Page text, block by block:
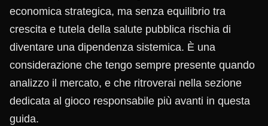
economica strategica, ma senza equilibrio tra
crescita e tutela della salute pubblica rischia di
diventare una dipendenza sistemica. È una
considerazione che tengo sempre presente quando
analizzo il mercato, e che ritroverai nella sezione
dedicata al gioco responsabile più avanti in questa
guida.